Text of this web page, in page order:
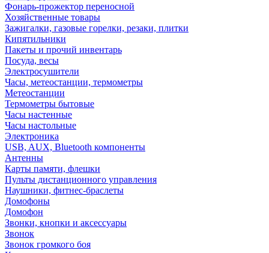
Фонарь-прожектор переносной
Хозяйственные товары
Зажигалки, газовые горелки, резаки, плитки
Кипятильники
Пакеты и прочий инвентарь
Посуда, весы
Электросушители
Часы, метеостанции, термометры
Метеостанции
Термометры бытовые
Часы настенные
Часы настольные
Электроника
USB, AUX, Bluetooth компоненты
Антенны
Карты памяти, флешки
Пульты дистанционного управления
Наушники, фитнес-браслеты
Домофоны
Домофон
Звонки, кнопки и аксессуары
Звонок
Звонок громкого боя